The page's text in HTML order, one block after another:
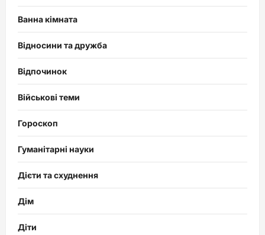
Ванна кімната
Відносини та дружба
Відпочинок
Військові теми
Гороскоп
Гуманітарні науки
Дієти та схуднення
Дім
Діти